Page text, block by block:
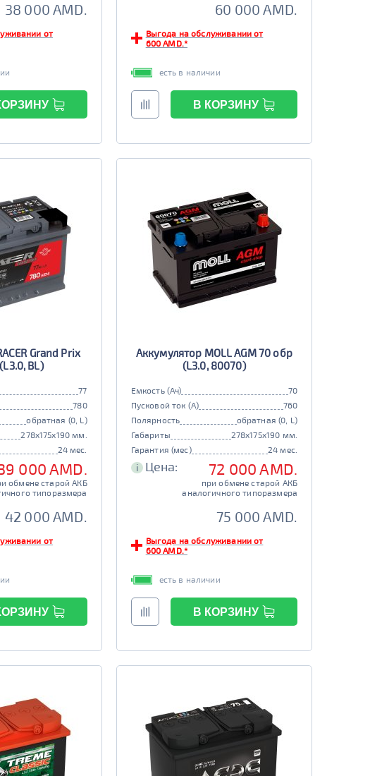
38 000 AMD.
от
60 000 AMD.
Выгода на обслуживании от
600 AMD.*
есть в наличии
В КОРЗИНУ
Grand Prix
BL)
77
780
обратная (0, L)
278x175x190 мм.
24 мес.
000 AMD.
обмене старой АКБ
типоразмера
42 000 AMD.
от
Аккумулятор MOLL AGM 70 обр
(L3.0, 80070)
Емкость (Ач)
70
Пусковой ток (А)
760
Полярность
обратная (0, L)
Габариты
278x175x190 мм.
Гарантия (мес)
24 мес.
i Цена: 72 000 AMD.
при обмене старой АКБ
аналогичного типоразмера
75 000 AMD.
Выгода на обслуживании от
600 AMD.*
есть в наличии
В КОРЗИНУ